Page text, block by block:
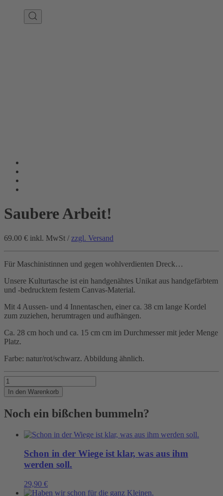
Saubere Arbeit!
69.00 € inkl. MwSt / zzgl. Versand
Für Maschinistinnen und gegen wohlverdienten Dreck…
Unsere Kulturtasche ist ein handgenähtes Unikat aus handgefärbtem
und -bedrucktem festem Canvas-Material.
Mit 4 Aussen- und 4 Innentaschen, einer ca. 38 cm lange Kordel
zum zuziehen, herumtragen und aufhängen.
Ca. 28 cm hoch und ca. 15 cm cm im Durchmesser mit jeder Menge
Platz.
Farbe: natur/rot/schwarz. Abbildung ähnlich.
Saubere
Arbeit!
Menge
In den Warenkorb
Noch ein bißchen bummeln?
Schon in der Wiege ist klar, was aus ihm
werden soll.
29,90 €